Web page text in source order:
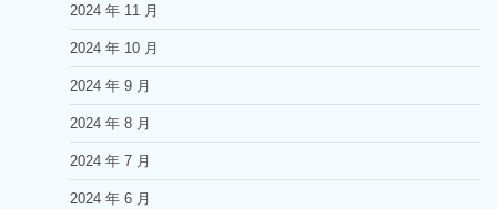
2024 年 11 月
2024 年 10 月
2024 年 9 月
2024 年 8 月
2024 年 7 月
2024 年 6 月